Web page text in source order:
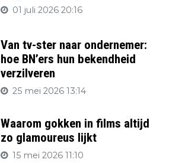
01 juli 2026 20:16
Van tv-ster naar ondernemer:
hoe BN’ers hun bekendheid
verzilveren
25 mei 2026 13:14
Waarom gokken in films altijd
zo glamoureus lijkt
15 mei 2026 11:10